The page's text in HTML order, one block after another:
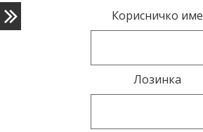
Корисничко име
Лозинка